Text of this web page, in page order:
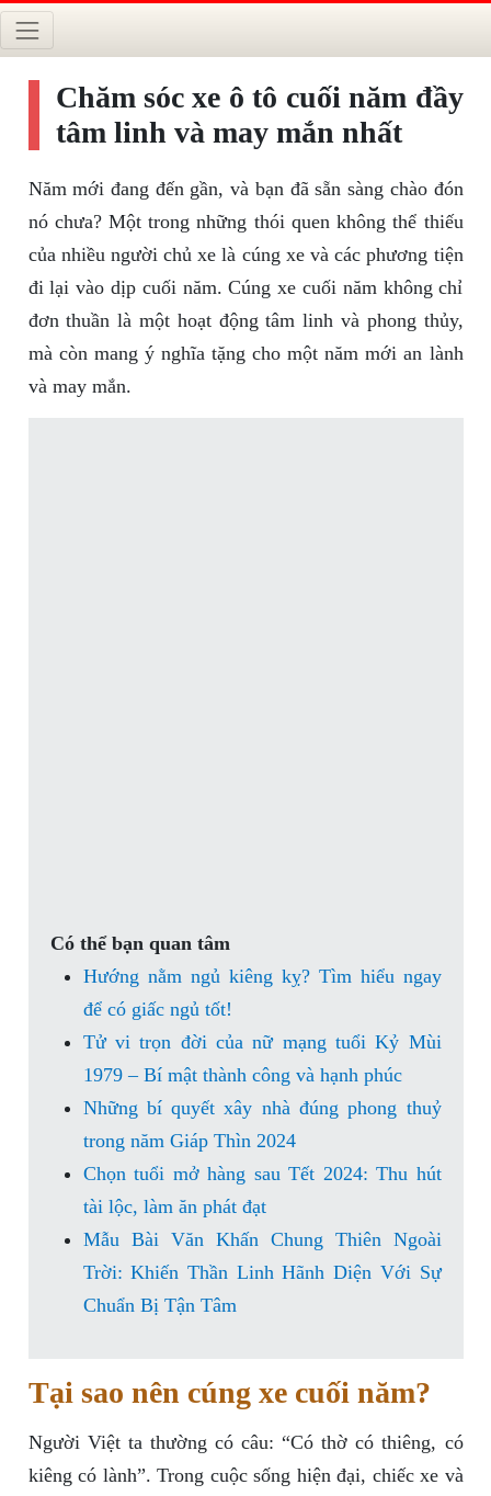
Chăm sóc xe ô tô cuối năm đầy
tâm linh và may mắn nhất
Năm mới đang đến gần, và bạn đã sẵn sàng chào đón
nó chưa? Một trong những thói quen không thể thiếu
của nhiều người chủ xe là cúng xe và các phương tiện
đi lại vào dịp cuối năm. Cúng xe cuối năm không chỉ
đơn thuần là một hoạt động tâm linh và phong thủy,
mà còn mang ý nghĩa tặng cho một năm mới an lành
và may mắn.
Có thể bạn quan tâm
Hướng nằm ngủ kiêng kỵ? Tìm hiểu ngay
để có giấc ngủ tốt!
Tử vi trọn đời của nữ mạng tuổi Kỷ Mùi
1979 – Bí mật thành công và hạnh phúc
Những bí quyết xây nhà đúng phong thuỷ
trong năm Giáp Thìn 2024
Chọn tuổi mở hàng sau Tết 2024: Thu hút
tài lộc, làm ăn phát đạt
Mẫu Bài Văn Khấn Chung Thiên Ngoài
Trời: Khiến Thần Linh Hãnh Diện Với Sự
Chuẩn Bị Tận Tâm
Tại sao nên cúng xe cuối năm?
Người Việt ta thường có câu: “Có thờ có thiêng, có
kiêng có lành”. Trong cuộc sống hiện đại, chiếc xe và